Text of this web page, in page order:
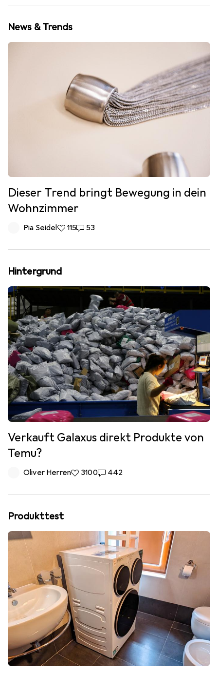
News & Trends
Dieser Trend bringt Bewegung in dein
Wohnzimmer
Pia Seidel115 Likes
11553 Kommentare
53
Hintergrund
Verkauft Galaxus direkt Produkte von
Temu?
Oliver Herren3 100 Likes
3100442 Kommentare
442
Produkttest